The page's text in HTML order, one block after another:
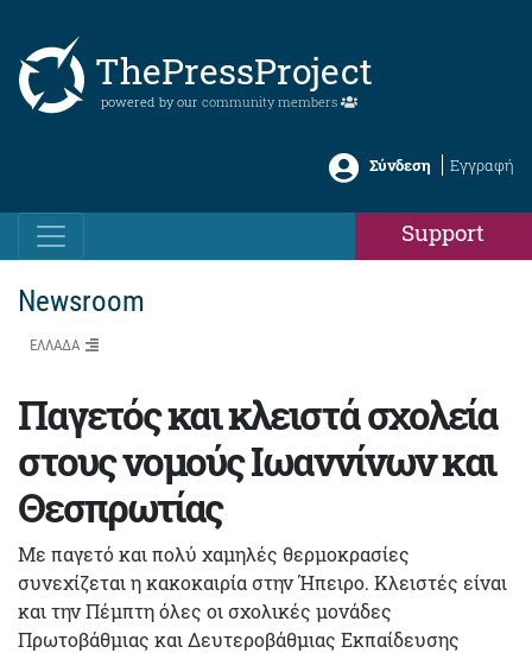
ThePressProject
powered by our community members
Σύνδεση Εγγραφή
Support
Newsroom
ΕΛΛΑΔΑ
Παγετός και κλειστά σχολεία
στους νομούς Ιωαννίνων και
Θεσπρωτίας
Με παγετό και πολύ χαμηλές θερμοκρασίες
συνεχίζεται η κακοκαιρία στην Ήπειρο. Κλειστές είναι
και την Πέμπτη όλες οι σχολικές μονάδες
Πρωτοβάθμιας και Δευτεροβάθμιας Εκπαίδευσης